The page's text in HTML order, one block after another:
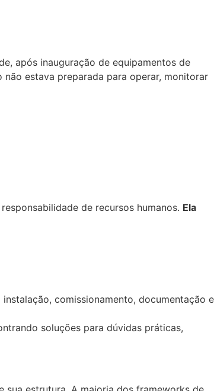
após inauguração de equipamentos de
estava preparada para operar, monitorar
de recursos humanos. Ela
comissionamento, documentação e
soluções para dúvidas práticas,